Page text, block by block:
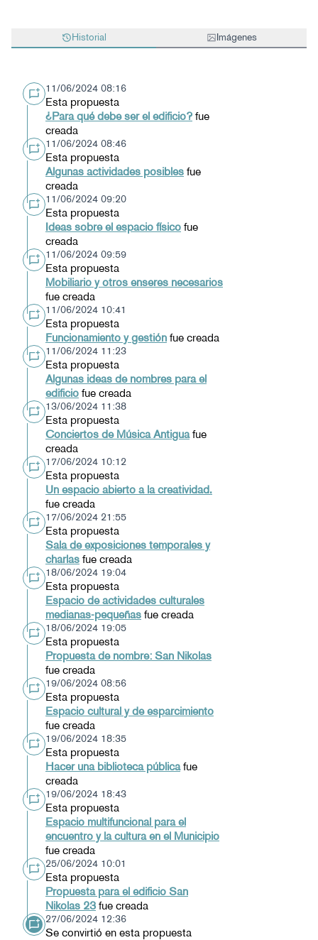
Historial Imágenes
11/06/2024 08:16
Esta propuesta
¿Para qué debe ser el edificio? fue
creada
11/06/2024 08:46
Esta propuesta
Algunas actividades posibles fue
creada
11/06/2024 09:20
Esta propuesta
Ideas sobre el espacio físico fue
creada
11/06/2024 09:59
Esta propuesta
Mobiliario y otros enseres necesarios
fue creada
11/06/2024 10:41
Esta propuesta
Funcionamiento y gestión fue creada
11/06/2024 11:23
Esta propuesta
Algunas ideas de nombres para el
edificio fue creada
13/06/2024 11:38
Esta propuesta
Conciertos de Música Antiguafue
creada
17/06/2024 10:12
Esta propuesta
Un espacio abierto a la creatividad.
fue creada
17/06/2024 21:55
Esta propuesta
Sala de exposiciones temporales y
charlas fue creada
18/06/2024 19:04
Esta propuesta
Espacio de actividades culturales
medianas-pequeñas fue creada
18/06/2024 19:05
Esta propuesta
Propuesta de nombre: San Nikolas
fue creada
19/06/2024 08:56
Esta propuesta
Espacio cultural y de esparcimiento
fue creada
19/06/2024 18:35
Esta propuesta
Hacer una biblioteca públicafue
creada
19/06/2024 18:43
Esta propuesta
Espacio multifuncional para el
encuentro y la cultura en el Municipio
fue creada
25/06/2024 10:01
Esta propuesta
Propuesta para el edificio San
Nikolas 23 fue creada
27/06/2024 12:36
Se convirtió en esta propuesta